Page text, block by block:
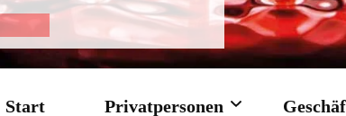
Start Privatpersonen